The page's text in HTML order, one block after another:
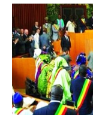
DE
MUNDELL